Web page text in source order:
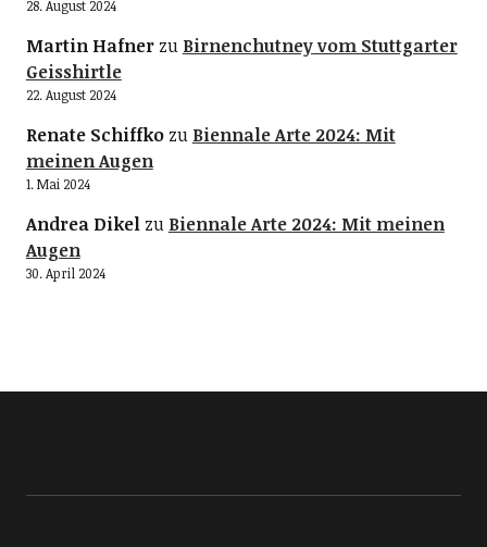
28. August 2024
Martin Hafnerzu Birnenchutney vom Stuttgarter
Geisshirtle
22. August 2024
Renate Schiffkozu Biennale Arte 2024: Mit
meinen Augen
1. Mai 2024
Andrea Dikelzu Biennale Arte 2024: Mit meinen
Augen
30. April 2024